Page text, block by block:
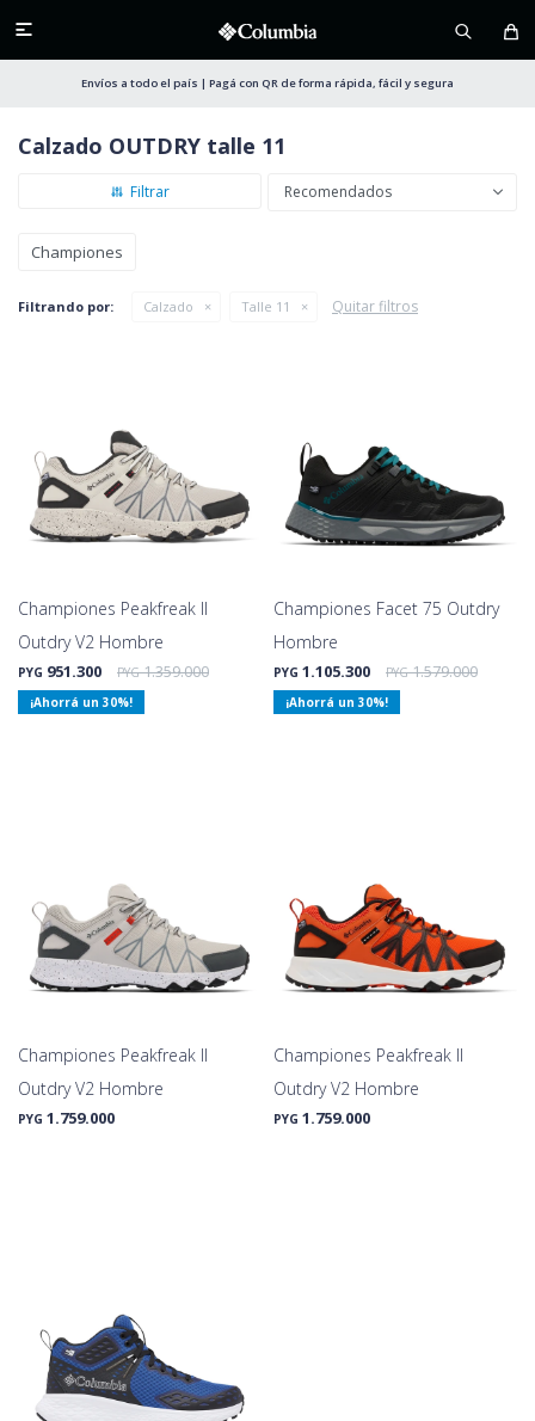

Envíos a todo el país | Pagá con QR de forma rápida, fácil y segura
Calzado OUTDRY talle 11
Recomendados
Championes
Filtrando por: Calzado Talle 11 Quitar filtros
Championes Peakfreak II
Outdry V2 Hombre
PYG 951.300 PYG 1.359.000
30
Championes Facet 75 Outdry
Hombre
PYG 1.105.300 PYG 1.579.000
30
Championes Peakfreak II
Outdry V2 Hombre
PYG 1.759.000
Championes Peakfreak II
Outdry V2 Hombre
PYG 1.759.000